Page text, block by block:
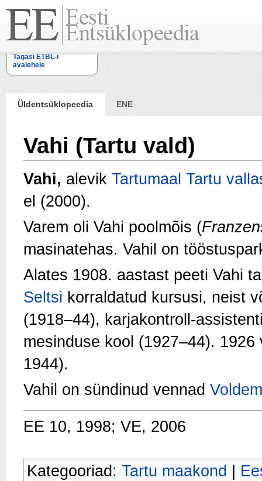
Tagasi ETBL-i
avalehele
Üldentsüklopeedia ENE
Vahi (Tartu vald)
Vahi, alevik Tartumaal Tartu
el (2000).
Varem oli Vahi poolmõis (
masinatehas. Vahil on
Alates 1908. aastast peeti Vahi
Seltsi korraldatud kursusi, neist
(1918–44), karjakontroll-
mesinduse kool (1927–44).
1944).
Vahil on sündinud vennad
EE 10, 1998; VE, 2006
Kategooriad: Tartu maakond